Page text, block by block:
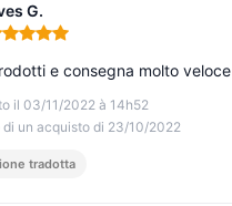
G.
5 su 5
il 03/11/2022 à 14h52
di un acquisto di 23/10/2022
e consegna molto veloce
tradotta